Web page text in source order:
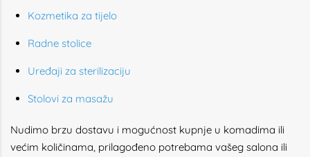
Kozmetika za tijelo
Radne stolice
Uređaji za sterilizaciju
Stolovi za masažu
Nudimo brzu dostavu i mogućnost kupnje u komadima ili
većim količinama, prilagođeno potrebama vašeg salona ili